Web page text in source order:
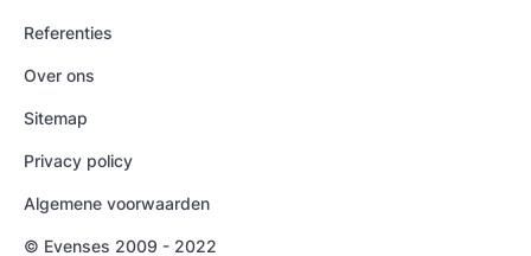
Referenties
Over ons
Sitemap
Privacy policy
Algemene voorwaarden
© Evenses 2009 - 2022